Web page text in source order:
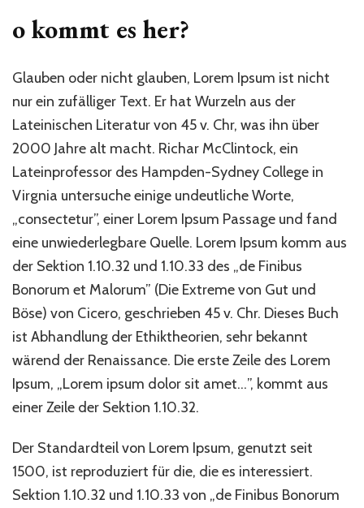
o kommt es her?
Glauben oder nicht glauben, Lorem Ipsum ist nicht
nur ein zufälliger Text. Er hat Wurzeln aus der
Lateinischen Literatur von 45 v. Chr, was ihn über
2000 Jahre alt macht. Richar McClintock, ein
Lateinprofessor des Hampden-Sydney College in
Virgnia untersuche einige undeutliche Worte,
„consectetur”, einer Lorem Ipsum Passage und fand
eine unwiederlegbare Quelle. Lorem Ipsum komm aus
der Sektion 1.10.32 und 1.10.33 des „de Finibus
Bonorum et Malorum” (Die Extreme von Gut und
Böse) von Cicero, geschrieben 45 v. Chr. Dieses Buch
ist Abhandlung der Ethiktheorien, sehr bekannt
wärend der Renaissance. Die erste Zeile des Lorem
Ipsum, „Lorem ipsum dolor sit amet…”, kommt aus
einer Zeile der Sektion 1.10.32.
Der Standardteil von Lorem Ipsum, genutzt seit
1500, ist reproduziert für die, die es interessiert.
Sektion 1.10.32 und 1.10.33 von „de Finibus Bonorum